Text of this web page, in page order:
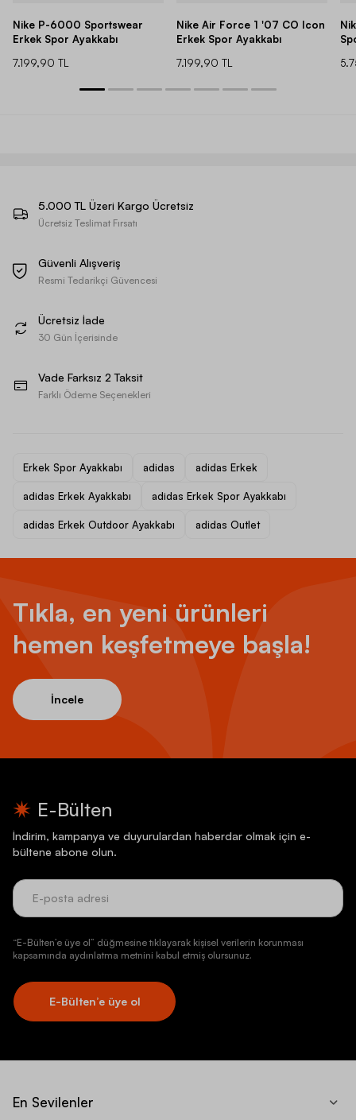
Nike P-6000 Sportswear
Erkek Spor Ayakkabı
7.199,90 TL
Nike Air Force 1 '07 CO Icon
Erkek Spor Ayakkabı
7.199,90 TL
5.000 TL Üzeri Kargo Ücretsiz
Ücretsiz Teslimat Fırsatı
Güvenli Alışveriş
Resmi Tedarikçi Güvencesi
Ücretsiz İade
30 Gün İçerisinde
Vade Farksız 2 Taksit
Farklı Ödeme Seçenekleri
Erkek Spor Ayakkabı adidas adidas Erkek
adidas Erkek Ayakkabı adidas Erkek Spor Ayakkabı
adidas Erkek Outdoor Ayakkabı adidas Outlet
Tıkla, en yeni ürünleri
hemen keşfetmeye başla!
İncele
E-Bülten
İndirim, kampanya ve duyurulardan haberdar olmak için e-
bültene abone olun.
“E-Bülten’e üye ol” düğmesine tıklayarak kişisel verilerin korunması
kapsamında aydınlatma metnini kabul etmiş olursunuz.
E-Bülten’e üye ol
En Sevilenler